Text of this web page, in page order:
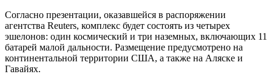
Согласно презентации, оказавшейся в распоряжении
агентства Reuters, комплекс будет состоять из четырех
эшелонов: один космический и три наземных, включающих 11
батарей малой дальности. Размещение предусмотрено на
континентальной территории США, а также на Аляске и
Гавайях.